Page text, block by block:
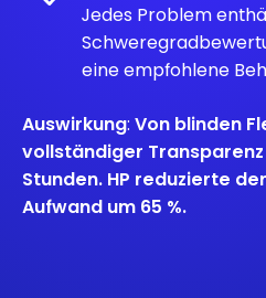
Jedes Problem
eine empfohlene
Auswirkung:Von blinden
vollständiger Transparenz
Stunden. HP reduzierte
Aufwand um 65 %.